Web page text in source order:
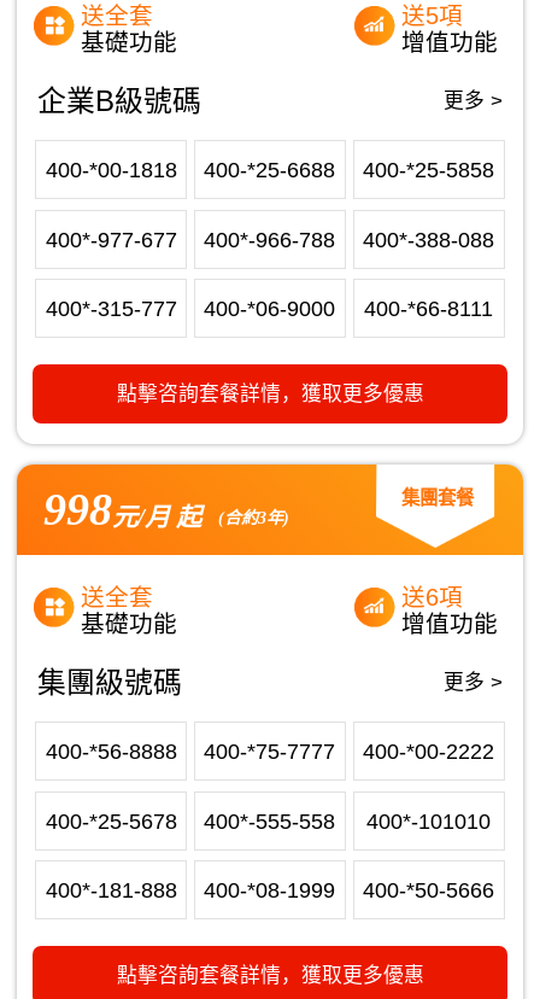
送全套
基礎功能
送5項
增值功能
企業B級號碼 更多 >
400-*00-1818 400-*25-6688 400-*25-5858
400*-977-677 400*-966-788 400*-388-088
400*-315-777 400-*06-9000 400-*66-8111
點擊咨詢套餐詳情，獲取更多優惠
998元/月 起 (合約3年)
集團套餐
送全套
基礎功能
送6項
增值功能
集團級號碼 更多 >
400-*56-8888 400-*75-7777 400-*00-2222
400-*25-5678 400*-555-558 400*-101010
400*-181-888 400-*08-1999 400-*50-5666
點擊咨詢套餐詳情，獲取更多優惠